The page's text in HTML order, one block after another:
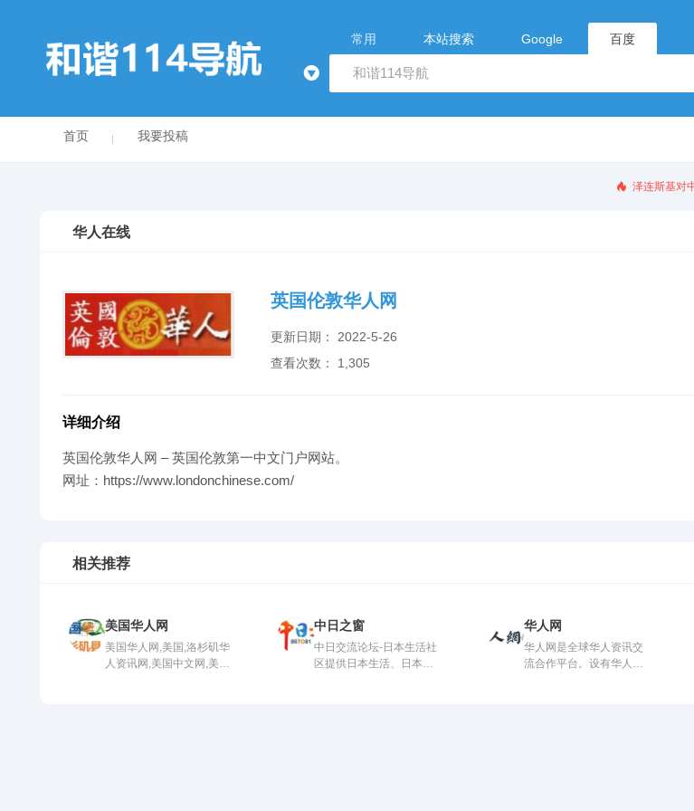
常用 本站搜索 Google 百度
首页 我要投稿
泽连斯基对
华人在线
英国伦敦华人网
更新日期： 2022-5-26
查看次数： 1,305
详细介绍
英国伦敦华人网 – 英国伦敦第一中文门户网站。
网址：https://www.londonchinese.com/
相关推荐
美国华人网
美国华人网,美国,洛杉矶华
人资讯网,美国中文网,美国
中日之窗
中日交流论坛-日本生活社
区提供日本生活、日本留
华人网
华人网是全球华人资讯交
流合作平台。设有华人之